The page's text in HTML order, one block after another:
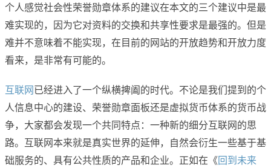
个人感觉社会性荣誉勋章体系的建议在本文的三个建议中是最
难实现的，因为它对资料的交换和共享性要求是最强的。但是
难并不意味着不能实现，在目前的网站的开放趋势和开放力度
看来，是非常有可能的。
互联网已经进入了一个纵横捭阖的时代。不论是我们提到的个
人信息中心的建设、荣誉勋章面板还是虚拟货币体系的货币战
争，大家都会发现一个共同特点：一种新的细分互联网的思
路。互联网本来就是真实世界的延伸，自然会衍生一些基于基
础服务的、具有公共性质的产品和企业。正如在《回到未来